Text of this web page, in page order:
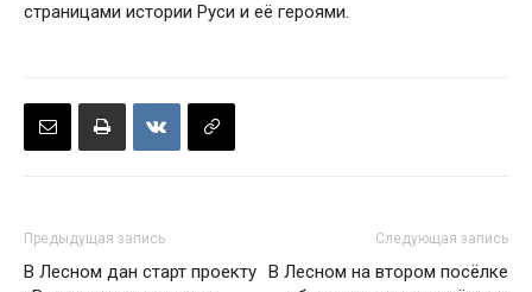
страницами истории Руси и её героями.
Предыдущая запись
В Лесном дан старт проекту
Следующая запись
В Лесном на втором посёлке